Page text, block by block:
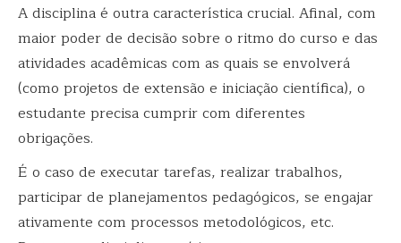
A disciplina é outra característica crucial. Afinal, com
maior poder de decisão sobre o ritmo do curso e das
atividades acadêmicas com as quais se envolverá
(como projetos de extensão e iniciação científica), o
estudante precisa cumprir com diferentes
obrigações.
É o caso de executar tarefas, realizar trabalhos,
participar de planejamentos pedagógicos, se engajar
ativamente com processos metodológicos, etc.